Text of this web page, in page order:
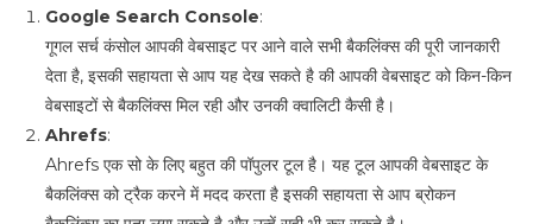
Google Search Console:
गूगल सर्च कंसोल आपकी वेबसाइट पर आने वाले सभी बैकलिंक्स की पूरी जानकारी
देता है, इसकी सहायता से आप यह देख सकते है की आपकी वेबसाइट को किन-किन
वेबसाइटों से बैकलिंक्स मिल रही और उनकी क्वालिटी कैसी है।
Ahrefs:
Ahrefs एक सो के लिए बहुत की पॉपुलर टूल है। यह टूल आपकी वेबसाइट के
बैकलिंक्स को ट्रैक करने में मदद करता है इसकी सहायता से आप ब्रोकन